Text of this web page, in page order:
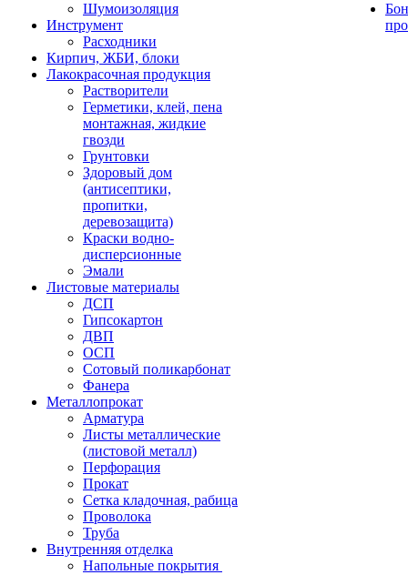
Шумоизоляция
Инструмент
Расходники
Кирпич, ЖБИ, блоки
Лакокрасочная продукция
Растворители
Герметики, клей, пена
монтажная, жидкие
гвозди
Грунтовки
Здоровый дом
(антисептики,
пропитки,
деревозащита)
Краски водно-
дисперсионные
Эмали
Листовые материалы
ДСП
Гипсокартон
ДВП
ОСП
Сотовый поликарбонат
Фанера
Металлопрокат
Арматура
Листы металлические
(листовой металл)
Перфорация
Прокат
Сетка кладочная, рабица
Проволока
Труба
Внутренняя отделка
Напольные покрытия